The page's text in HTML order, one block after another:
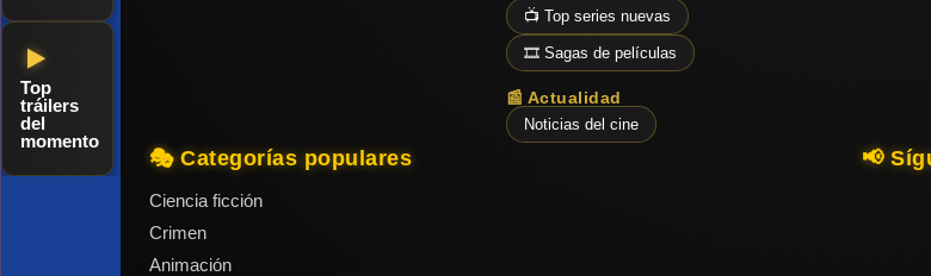
Top
tráilers
del
momento
📺 Top series nuevas
🎞️ Sagas de películas
📰 Actualidad
Noticias del cine
🎭 Categorías populares
Ciencia ficción
Crimen
Animación
📢